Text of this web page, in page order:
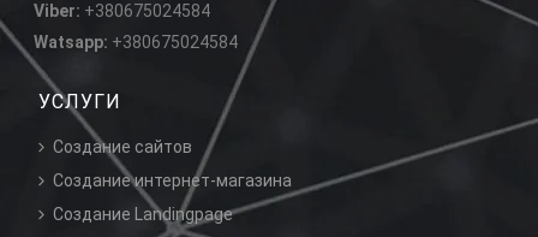
Viber: +380675024584
Watsapp: +380675024584
УСЛУГИ
Создание сайтов
Создание интернет-магазина
Создание Landingpage